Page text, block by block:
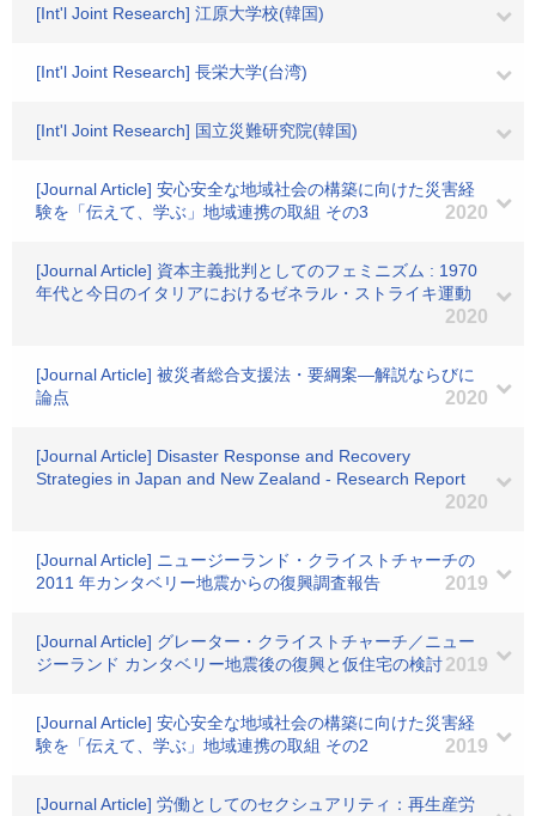
[Int'l Joint Research] 江原大学校(韓国)
[Int'l Joint Research] 長栄大学(台湾)
[Int'l Joint Research] 国立災難研究院(韓国)
[Journal Article] 安心安全な地域社会の構築に向けた災害経
験を「伝えて、学ぶ」地域連携の取組 その3
2020
[Journal Article] 資本主義批判としてのフェミニズム : 1970
年代と今日のイタリアにおけるゼネラル・ストライキ運動
2020
[Journal Article] 被災者総合支援法・要綱案―解説ならびに
論点
2020
[Journal Article] Disaster Response and Recovery
Strategies in Japan and New Zealand - Research Report
2020
[Journal Article] ニュージーランド・クライストチャーチの
2011 年カンタベリー地震からの復興調査報告
2019
[Journal Article] グレーター・クライストチャーチ／ニュー
ジーランド カンタベリー地震後の復興と仮住宅の検討2019
[Journal Article] 安心安全な地域社会の構築に向けた災害経
験を「伝えて、学ぶ」地域連携の取組 その2
2019
[Journal Article] 労働としてのセクシュアリティ：再生産労